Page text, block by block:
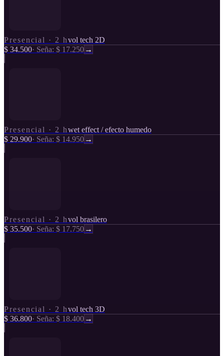
Presencial · 2 hvol tech 2D
$ 34.500· Seña: $ 17.250 →
Presencial · 2 hwet effect / efecto humedo
$ 29.900· Seña: $ 14.950 →
Presencial · 2 hvol brasilero
$ 35.500· Seña: $ 17.750 →
Presencial · 2 hvol tech 3D
$ 36.800· Seña: $ 18.400 →